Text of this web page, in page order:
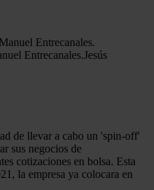
Entrecanales.Jesús
de llevar a cabo un 'spin-off'
sus negocios de
cotizaciones en bolsa. Esta
la empresa ya colocara en